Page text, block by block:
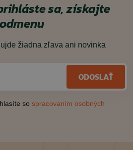
sa, získajte
odmenu
žiadna zľava ani novinka
ODOSLAŤ
so spracovaním osobných